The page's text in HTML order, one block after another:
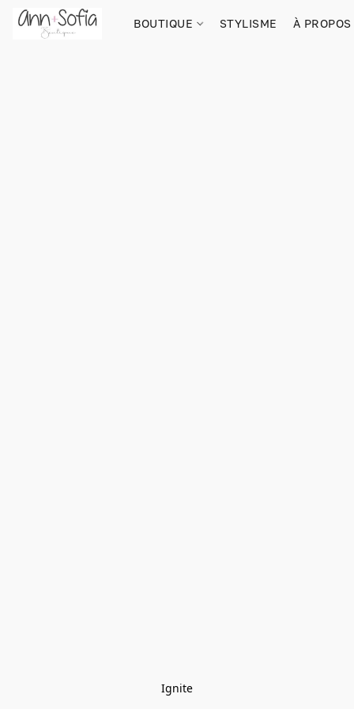
BOUTIQUE STYLISME À
Ignite